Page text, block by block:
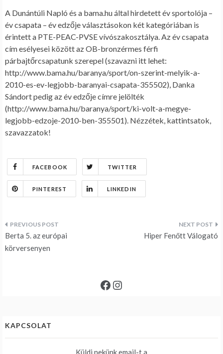
A Dunántúli Napló és a bama.hu által hirdetett év sportolója –
év csapata – év edzője választásokon két kategóriában is
érintett a PTE-PEAC-PVSE vívószakosztálya. Az év csapata
cím esélyesei között az OB-bronzérmes férfi
párbajtőrcsapatunk szerepel (szavazni itt lehet:
http://www.bama.hu/baranya/sport/on-szerint-melyik-a-
2010-es-ev-legjobb-baranyai-csapata-355502), Danka
Sándort pedig az év edzője címre jelölték
(http://www.bama.hu/baranya/sport/ki-volt-a-megye-
legjobb-edzoje-2010-ben-355501). Nézzétek, kattintsatok,
szavazzatok!
FACEBOOK TWITTER
PINTEREST LINKEDIN
Bejegyzés
navigáció
Berta 5. az európai
körversenyen
Hiper Fenőtt Válogató
Facebook
Instagram
KAPCSOLAT